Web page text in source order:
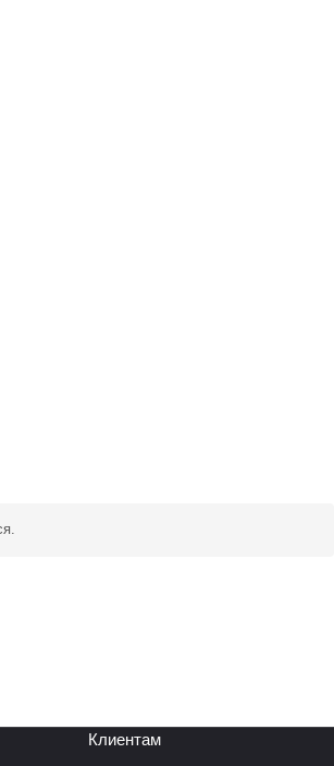
Клиентам